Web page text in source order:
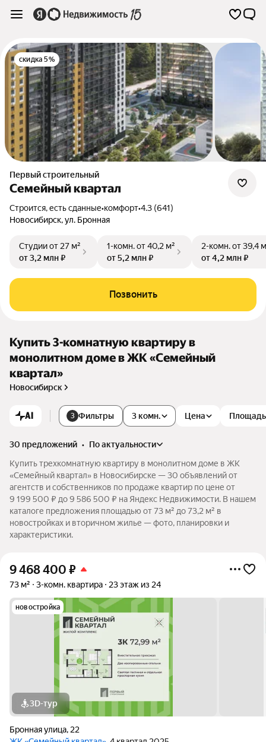
скидка 5%
Первый строительный
Семейный квартал
Строится, есть сданные•комфорт•4.3 (641)
Новосибирск,ул. Бронная
Студииот 27 м²
от 3,2 млн ₽
1-комн.от 40,2 м²
от 5,2 млн ₽
2-комн.от 39,4
от 4,2 млн ₽
Позвонить
Купить 3-комнатную квартиру в
монолитном доме в ЖК «Семейный
квартал»
Новосибирск
AI 3 Фильтры 3 комн. Цена Площадь
30 предложений •
по актуальности
Купить трехкомнатную квартиру в монолитном доме в ЖК
«Семейный квартал» в Новосибирске — 30 объявлений от
агентств и собственников по продаже квартир по цене от
9 199 500 ₽ до 9 586 500 ₽ на Яндекс Недвижимости. В нашем
каталоге предложения площадью от 73 м² до 73,2 м² в
новостройках и вторичном жилье — фото, планировки и
характеристики.
9 468 400 ₽
73 м² 3-комн. квартира 23 этаж из 24
новостройка
3D-тур
Бронная улица, 22